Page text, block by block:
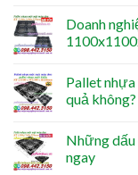
Doanh
Pallet nhựa
quả không?
Những dấu
ngay